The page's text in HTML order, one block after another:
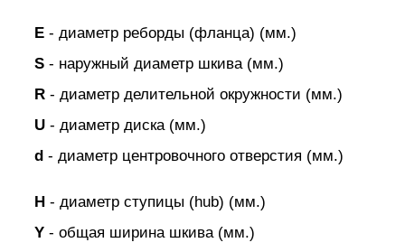
E - диаметр реборды (фланца) (мм.)
S - наружный диаметр шкива (мм.)
R - диаметр делительной окружности (мм.)
U - диаметр диска (мм.)
d - диаметр центровочного отверстия (мм.)
H - диаметр ступицы (hub) (мм.)
Y - общая ширина шкива (мм.)